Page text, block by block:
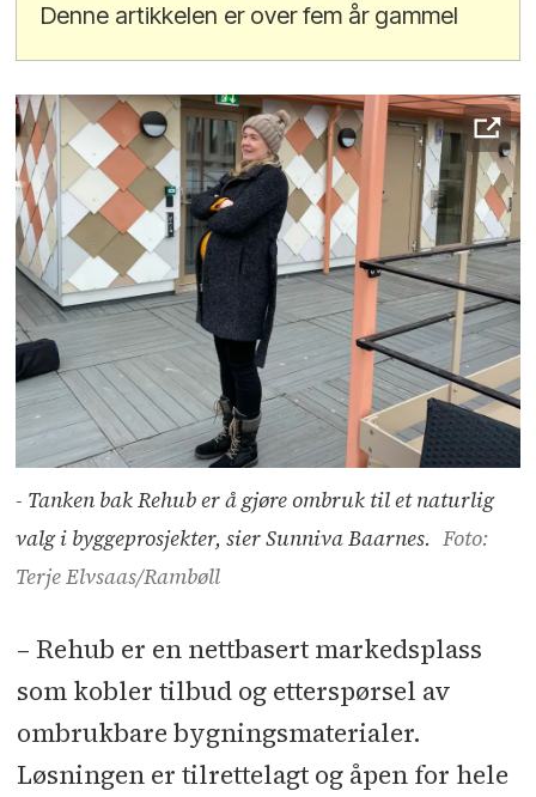
Denne artikkelen er over fem år gammel
- Tanken bak Rehub er å gjøre ombruk til et naturlig
valg i byggeprosjekter, sier Sunniva Baarnes. Foto:
Terje Elvsaas/Rambøll
– Rehub er en nettbasert markedsplass
som kobler tilbud og etterspørsel av
ombrukbare bygningsmaterialer.
Løsningen er tilrettelagt og åpen for hele